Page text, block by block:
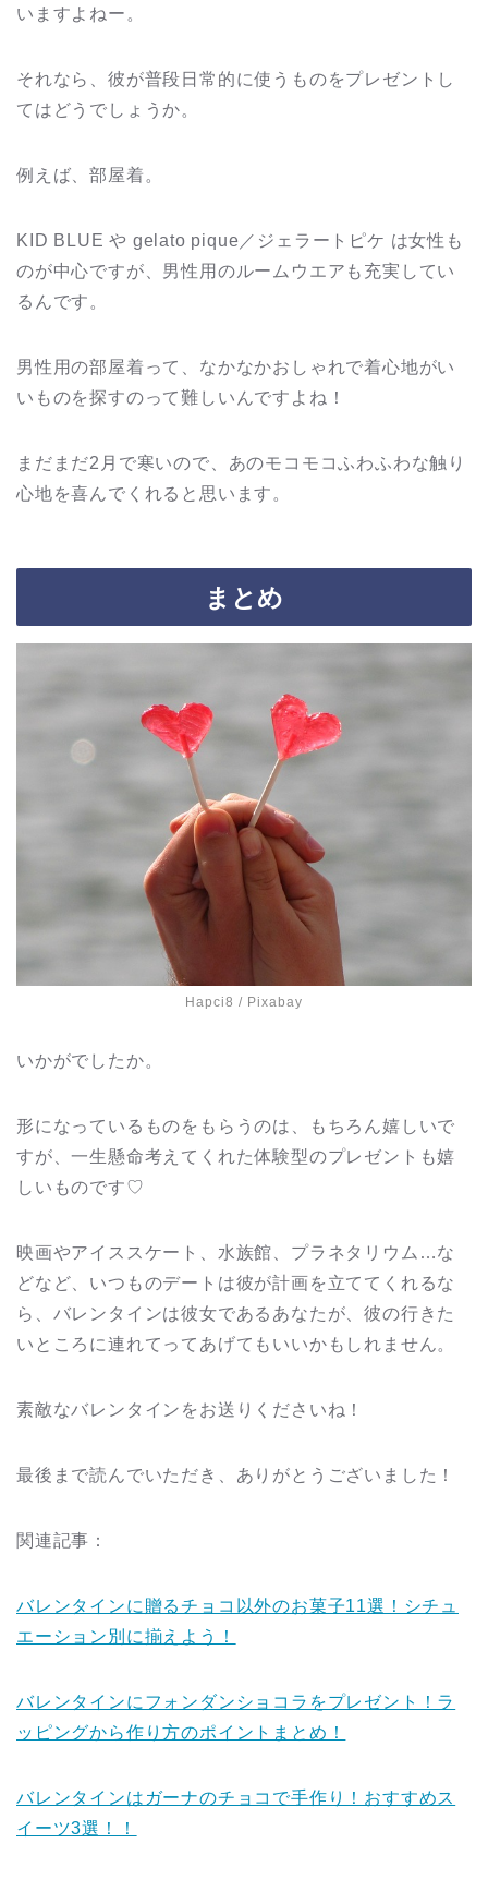
いますよねー。
それなら、彼が普段日常的に使うものをプレゼントし
てはどうでしょうか。
例えば、部屋着。
KID BLUE や gelato pique／ジェラートピケ は女性も
のが中心ですが、男性用のルームウエアも充実してい
るんです。
男性用の部屋着って、なかなかおしゃれで着心地がい
いものを探すのって難しいんですよね！
まだまだ2月で寒いので、あのモコモコふわふわな触り
心地を喜んでくれると思います。
まとめ
Hapci8 / Pixabay
いかがでしたか。
形になっているものをもらうのは、もちろん嬉しいで
すが、一生懸命考えてくれた体験型のプレゼントも嬉
しいものです♡
映画やアイススケート、水族館、プラネタリウム…な
どなど、いつものデートは彼が計画を立ててくれるな
ら、バレンタインは彼女であるあなたが、彼の行きた
いところに連れてってあげてもいいかもしれません。
素敵なバレンタインをお送りくださいね！
最後まで読んでいただき、ありがとうございました！
関連記事：
バレンタインに贈るチョコ以外のお菓子11選！シチュ
エーション別に揃えよう！
バレンタインにフォンダンショコラをプレゼント！ラ
ッピングから作り方のポイントまとめ！
バレンタインはガーナのチョコで手作り！おすすめス
イーツ3選！！